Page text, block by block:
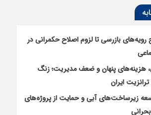
بازرسی تا لزوم اصلاح حکمرانی در
هزینه‌های پنهان و ضعف مدیریت؛ زنگ
ایران
زیرساخت‌های آبی و حمایت از پروژه‌های